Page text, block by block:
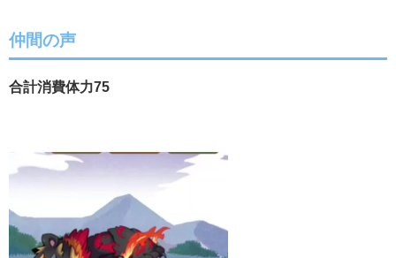
仲間の声
合計消費体力75